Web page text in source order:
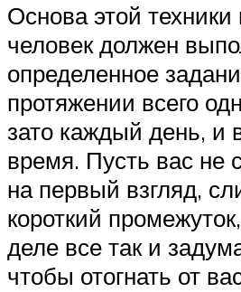
Основа этой
человек должен
определенное
протяжении всего
зато каждый день, и
время. Пусть вас не
на первый взгляд,
короткий
деле все так и
чтобы отогнать от